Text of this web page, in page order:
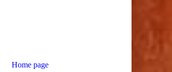
Home page